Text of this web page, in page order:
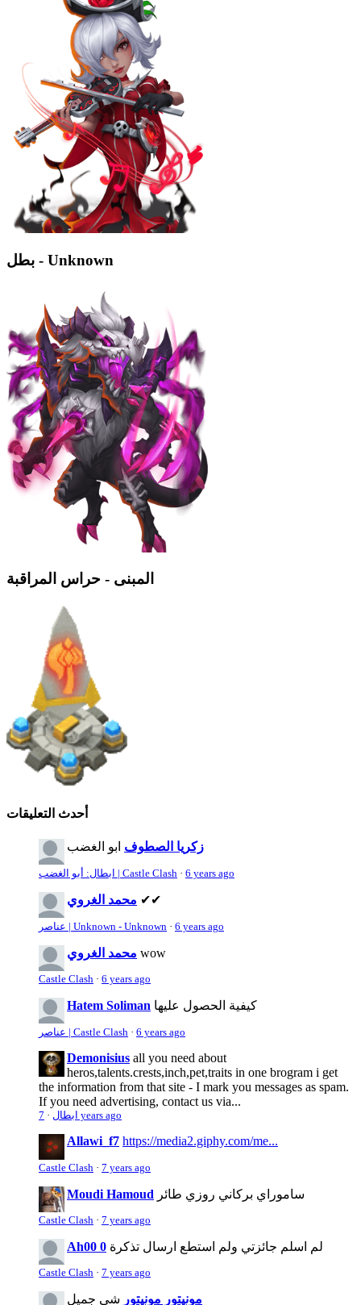
بطل - Unknown
المبنى - حراس المراقبة
أحدث التعليقات
زكريا الصطوف ابو الغضب
ابطال: أبو الغضب | Castle Clash · 6 years ago
محمد الغروي ✔✔
عناصر | Unknown - Unknown · 6 years ago
محمد الغروي wow
Castle Clash · 6 years ago
Hatem Soliman كيفية الحصول عليها
عناصر | Castle Clash · 6 years ago
Demonisius all you need about
heros,talents.crests,inch,pet,traits in one brogram i get
the information from that site - I mark you messages as spam.
If you need advertising, contact us via...
ابطال · 7 years ago
Allawi_f7 https://media2.giphy.com/me...
Castle Clash · 7 years ago
Moudi Hamoud ساموراي بركاني روزي طائر
Castle Clash · 7 years ago
Ah00 0 لم اسلم جائزتي ولم استطع ارسال تذكرة
Castle Clash · 7 years ago
مونيتور مونيتور شي جميل